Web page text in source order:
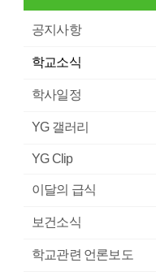
공지사항
학교소식
학사일정
YG 갤러리
YG Clip
이달의 급식
보건소식
학교관련 언론보도